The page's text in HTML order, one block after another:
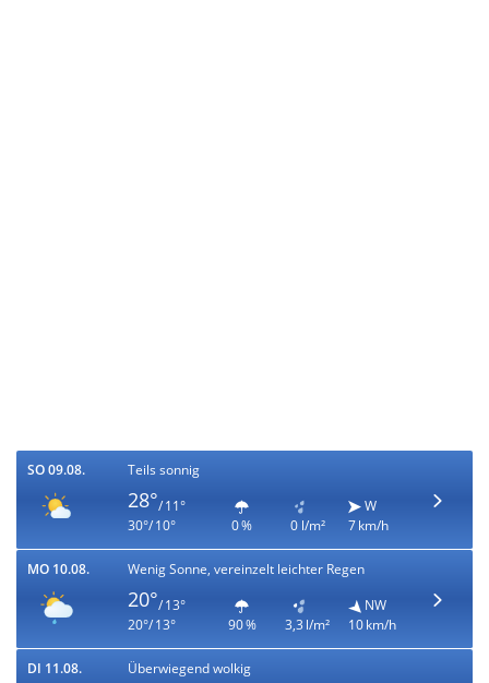
SO 09.08. Teils sonnig
28°/ 11°
30°/ 10°
0 % 0 l/m²
W
7 km/h
MO 10.08. Wenig Sonne, vereinzelt leichter Regen
20°/ 13°
20°/ 13°
90 % 3,3 l/m²
NW
10 km/h
DI 11.08. Überwiegend wolkig